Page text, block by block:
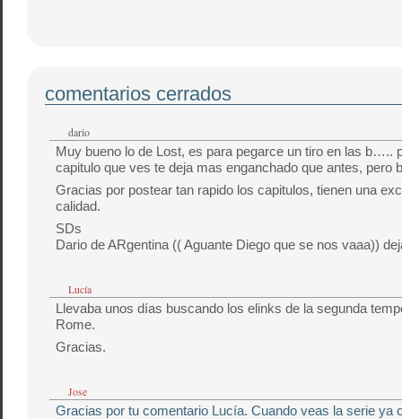
comentarios cerrados
dario
Muy bueno lo de Lost, es para pegarce un tiro en las b…..
capitulo que ves te deja mas enganchado que antes, pero
Gracias por postear tan rapido los capitulos, tienen una
calidad.
SDs
Dario de ARgentina (( Aguante Diego que se nos vaaa))
Lucía
Llevaba unos días buscando los elinks de la segunda
Rome.
Gracias.
Jose
Gracias por tu comentario Lucía. Cuando veas la serie ya